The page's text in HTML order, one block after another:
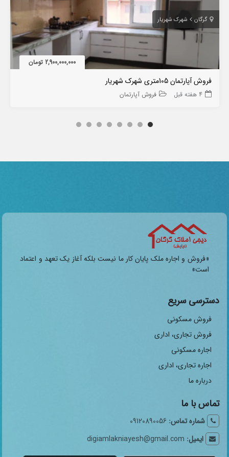
گرگان شهرک شهریار
2,900,000,000 تومان
فروش آپارتمان 105متری شهرک شهریار
4 هفته قبل فروش آپارتمان
«فروش و اجاره ملک پایان کار ما نیست بلکه آغاز یک تعهد و اعتماد
است»
دسترسی سریع
فروش مسکونی
فروش تجاری، اداری
اجاره مسکونی
اجاره تجاری، اداری
درباره ما
تماس با ما
شماره تماس: 09120890056
ایمیل: digiamlakniayesh@gmail.com